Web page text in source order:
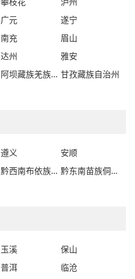
广元
遂宁
南充
眉山
达州
雅安
阿坝藏族羌族自治州 甘孜藏族自治州
遵义
安顺
黔西南布依族苗族自治州
黔东南苗族侗族自治州
玉溪
保山
普洱
临沧